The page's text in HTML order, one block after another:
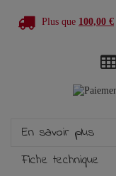
Plus que 100,00 €
En savoir plus
Fiche technique